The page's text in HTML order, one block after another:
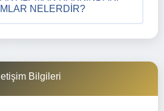
NELERDIR?
Bilgileri